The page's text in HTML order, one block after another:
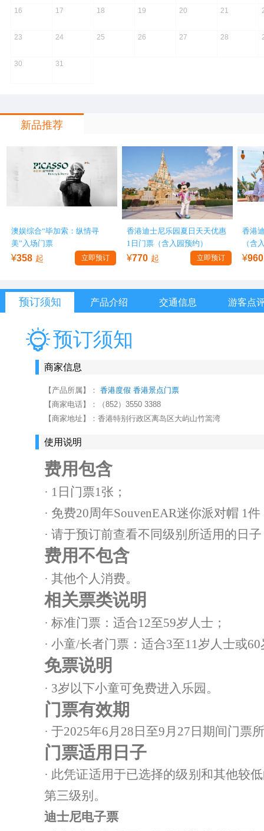
16 17 18 19 20 21
23 24 25 26 27 28
30 31
新品推荐
澳娱综合“毕加索：纵情寻
美”入场门票
¥358 起 立即预订
香港迪士尼乐园夏日天天优惠
1日门票（含入园预约）
¥770 起 立即预订
香港
（含
¥960
预订须知 产品介绍 交通信息 游客点
预订须知
商家信息
【产品所属】： 香港度假 香港景点门票
【商家电话】：
（852）3550 3388
【商家地址】： 香港特别行政区离岛区大屿山竹篙湾
使用说明
费用包含
· 1日门票1张；
· 免费20周年SouvenEAR迷你派对帽 1
· 请于预订前查看不同级别所适用的日
费用不包含
· 其他个人消费。
相关票类说明
· 标准门票：适合12至59岁人士；
· 小童/长者门票：适合3至11岁人士或
免票说明
· 3岁以下小童可免费进入乐园。
门票有效期
· 于2025年6月28日至9月27日期间门票
门票适用日子
· 此凭证适用于已选择的级别和其他较
第三级别 。
迪士尼电子票